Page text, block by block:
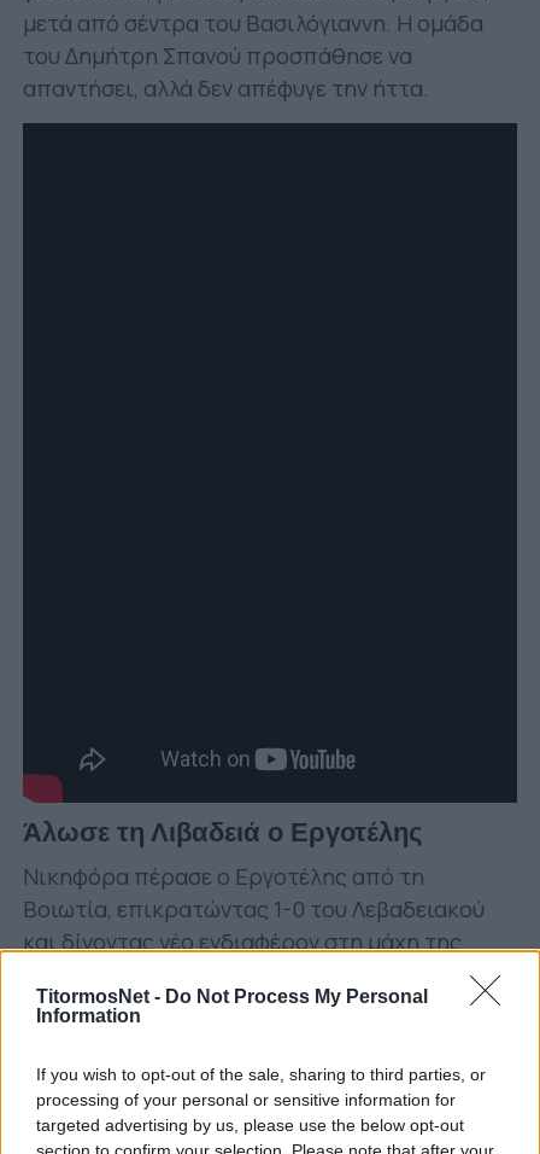
TitormosNet - Do Not Process My Personal
Information
If you wish to opt-out of the sale, sharing to third parties, or
processing of your personal or sensitive information for
targeted advertising by us, please use the below opt-out
μετά από σέντρα του Βασιλόγιαννη. Η ομάδα
του Δημήτρη Σπανού προσπάθησε να
απαντήσει, αλλά δεν απέφυγε την ήττα.
Άλωσε τη Λιβαδειά ο Εργοτέλης
Νικηφόρα πέρασε ο Εργοτέλης από τη
Βοιωτία, επικρατώντας 1-0 του Λεβαδειακού
και δίνοντας νέο ενδιαφέρον στη μάχη της
δεύτερης θέσης. Καλό ρυθμό είχε το παιχνίδι
στη Λιβαδειά, με τους Λεβαδειακό και Εργοτέλη
Μπιανκόνι και Μεχία έχασαν ανεπανάληπτα
τετ-α-τετ, ενώ για τους Κρητικούς ο Τσέλιος
δεν μπόρεσε να σκοράρει από καλή θέση. Στο